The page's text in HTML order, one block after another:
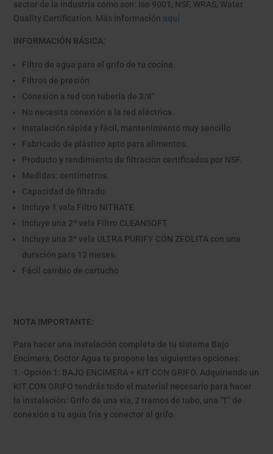
sector de la industria como son: Iso 9001, NSF, WRAS, Water
Quality Certification. Más información aquí
INFORMACIÓN BÁSICA:
Filtro de agua para el grifo de tu cocina.
Filtros de presión
Conexión a red con tubería de 3/8"
No necesita conexión a la red eléctrica.
Instalación rápida y fácil, mantenimiento muy sencillo
Fabricado de plástico apto para alimentos.
Producto y rendimiento de filtración certificados por NSF.
Medidas: centímetros.
Capacidad de filtrado:
Incluye 1 vela Filtro NITRATE
Incluye una 2ª vela Filtro CLEANSOFT
Incluye una 3ª vela ULTRA PURIFY CON ZEOLITA con una
duración para 12 meses.
Fácil cambio de cartucho
NOTA IMPORTANTE:
Para hacer una instalación completa de tu sistema Bajo
Encimera, Doctor Agua te propone las siguientes opciones:
1.-Opción 1: BAJO ENCIMERA + KIT CON GRIFO. Adquiriendo un
KIT CON GRIFO tendrás todo el material necesario para hacer
la instalación: Grifo de una vía, 2 tramos de tubo, una "T" de
conexión a tu agua fría y conector al grifo.